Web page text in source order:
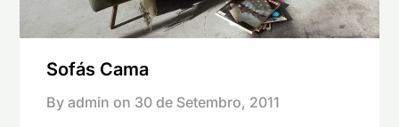
Sofás Cama
By admin on 30 de Setembro, 2011